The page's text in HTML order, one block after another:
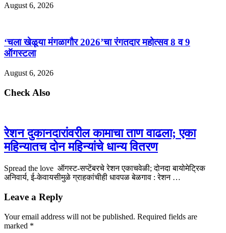
August 6, 2026
‘चला खेळूया मंगळागौर 2026’चा रंगतदार महोत्सव 8 व 9
ऑगस्टला
August 6, 2026
Check Also
रेशन दुकानदारांवरील कामाचा ताण वाढला; एका
महिन्यातच दोन महिन्यांचे धान्य वितरण
Spread the love ऑगस्ट-सप्टेंबरचे रेशन एकाचवेळी; दोनदा बायोमेट्रिक
अनिवार्य, ई-केवायसीमुळे ग्राहकांचीही धावपळ बेळगाव : रेशन …
Leave a Reply
Your email address will not be published. Required fields are
marked *